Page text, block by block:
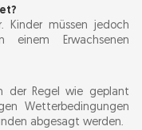
Kinder müssen jedoch
Erwachsenen
der Regel wie geplant
Wetterbedingungen
abgesagt werden.